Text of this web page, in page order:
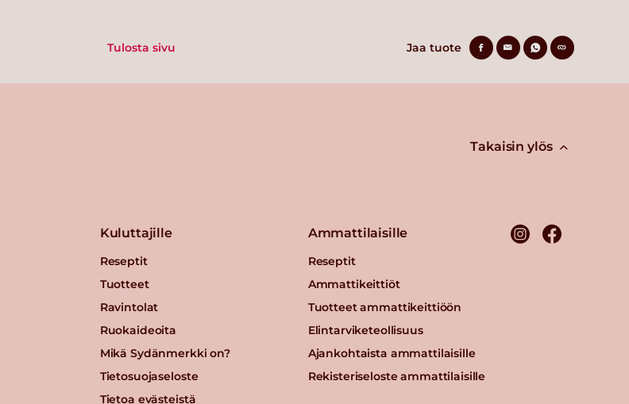
Tulosta sivu Jaa tuote
Takaisin ylös
Kuluttajille
Reseptit
Tuotteet
Ravintolat
Ruokaideoita
Mikä Sydänmerkki on?
Tietosuojaseloste
Tietoa evästeistä
Ammattilaisille
Reseptit
Ammattikeittiöt
Tuotteet ammattikeittiöön
Elintarviketeollisuus
Ajankohtaista ammattilaisille
Rekisteriseloste ammattilaisille